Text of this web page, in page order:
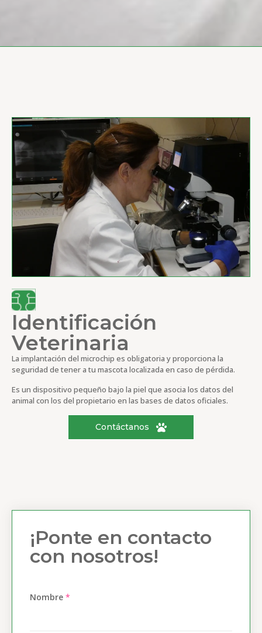
Identificación
Veterinaria
La implantación del microchip es obligatoria y proporciona la
seguridad de tener a tu mascota localizada en caso de pérdida.
Es un dispositivo pequeño bajo la piel que asocia los datos del
animal con los del propietario en las bases de datos oficiales.
Contáctanos
¡Ponte en contacto
con nosotros!
Nombre *